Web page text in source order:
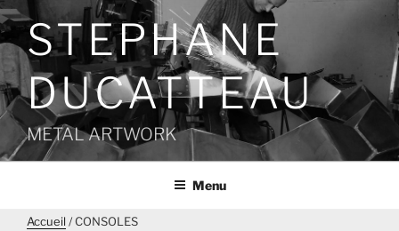
Aller
au
contenu
principal
STEPHANE
DUCATTEAU
METAL ARTWORK
Menu
Accueil / CONSOLES